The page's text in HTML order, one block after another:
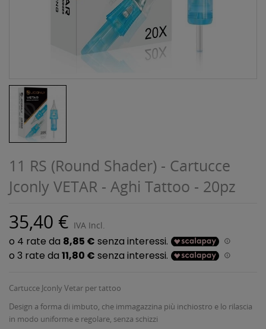
11 RS (Round Shader) - Cartucce
Jconly VETAR - Aghi Tattoo - 20pz
35,40 € IVA Incl.
Cartucce Jconly Vetar per tattoo
Design a forma di imbuto, che immagazzina più inchiostro e lo rilascia
in modo uniforme e regolare, senza schizzi